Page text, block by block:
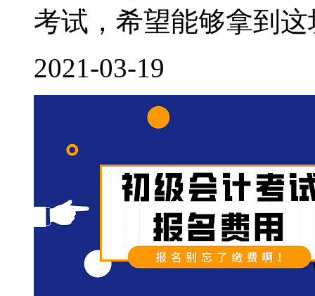
考试，希望能够拿到
2021-03-19